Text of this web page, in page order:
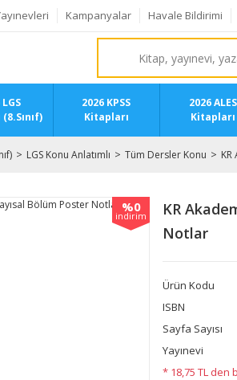
Kampanyalar Havale Bildirimi
2026 KPSS
Kitapları
2026 ALES
Kitapları
LGS Konu Anlatımlı Tüm Dersler Konu
%0
indirim
KR
Notlar
Ürün Kodu
ISBN
Sayfa Sayısı
Yayınevi
* 18,75 TL den